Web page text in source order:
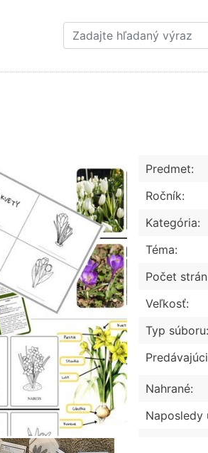
hlavný
Predmet:
Ročník:
Kategória:
Téma:
Počet
Veľkosť:
Typ súboru:
Predávajúci
Nahrané:
Naposledy